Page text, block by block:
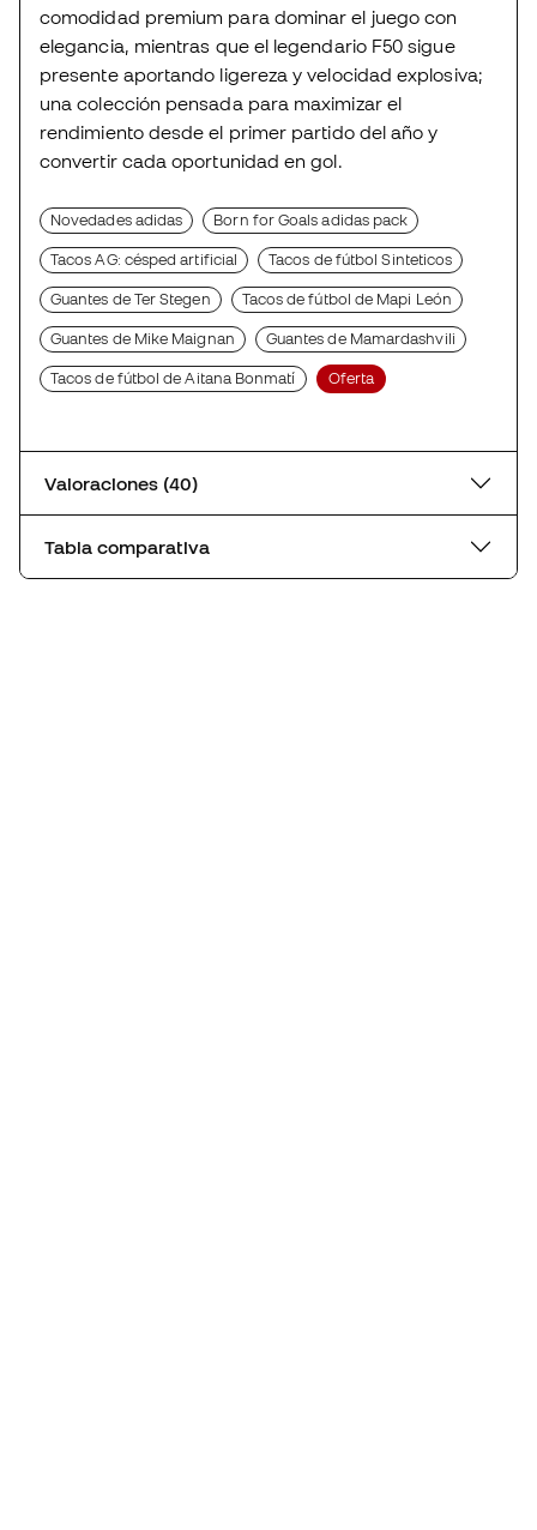
comodidad premium para dominar el juego con
elegancia, mientras que el legendario F50 sigue
presente aportando ligereza y velocidad explosiva;
una colección pensada para maximizar el
rendimiento desde el primer partido del año y
convertir cada oportunidad en gol.
Novedades adidas Born for Goals adidas pack
Tacos AG: césped artificial Tacos de fútbol Sinteticos
Guantes de Ter Stegen Tacos de fútbol de Mapi León
Guantes de Mike Maignan Guantes de Mamardashvili
Tacos de fútbol de Aitana Bonmatí Oferta
Valoraciones (40)
Tabla comparativa